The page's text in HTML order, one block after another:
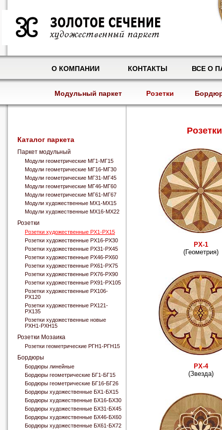
О КОМПАНИИ КОНТАКТЫ ВСЕ О
Модульный паркет Розетки
Каталог паркета
Паркет модульный
Модули геометрические МГ1-МГ15
Модули геометрические МГ16-МГ30
Модули геометрические МГ31-МГ45
Модули геометрические МГ46-МГ60
Модули геометрические МГ61-МГ67
Модули художественные МХ1-МХ15
Модули художественные МХ16-МХ22
Розетки
Розетки художественные РХ1-РХ15
Розетки художественные РХ16-РХ30
Розетки художественные РХ31-РХ45
Розетки художественные РХ46-РХ60
Розетки художественные РХ61-РХ75
Розетки художественные РХ76-РХ90
Розетки художественные РХ91-РХ105
Розетки художественные РХ106-
РХ120
Розетки художественные РХ121-
РХ135
Розетки художественные новые
РХН1-РХН15
Розетки Мозаика
Розетки геометрические РГН1-РГН15
Бордюры
Бордюры линейные
Бордюры геометрические БГ1-БГ15
Бордюры геометрические БГ16-БГ26
Бордюры художественные БХ1-БХ15
Бордюры художественные БХ16-БХ30
Бордюры художественные БХ31-БХ45
Бордюры художественные БХ46-БХ60
Бордюры художественные БХ61-БХ72
РХ-1
(Геометрия)
РХ-4
(Звезда)